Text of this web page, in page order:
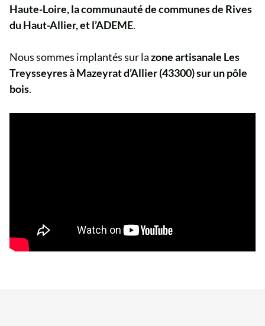
Haute-Loire, la communauté de communes de Rives
du Haut-Allier, et l’ADEME.
Nous sommes implantés sur lazone artisanale Les
Treysseyres à Mazeyrat d’Allier (43300) sur un pôle
bois.